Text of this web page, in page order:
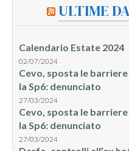
ULTIME
Calendario Estate 2024
02/07/2024
Cevo, sposta le
la Sp6: denunciato
27/03/2024
Cevo, sposta le
la Sp6: denunciato
27/03/2024